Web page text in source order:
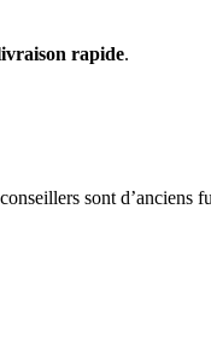
rapide.
sont d’anciens